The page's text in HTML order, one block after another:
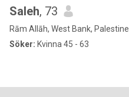
Saleh, 73
Rām Allāh, West Bank, Palestine
Söker: Kvinna 45 - 63